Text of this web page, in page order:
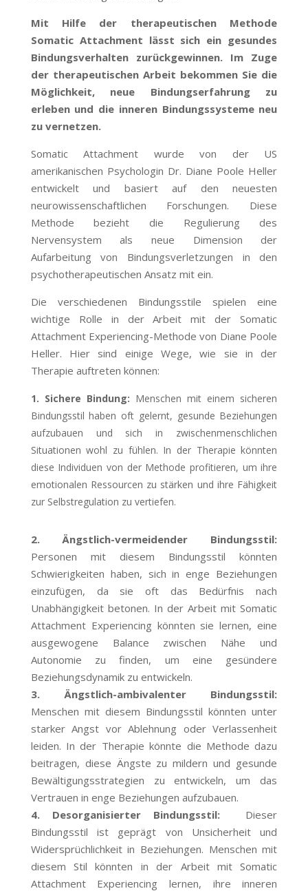
Mit Hilfe der therapeutischen Methode
Somatic Attachment lässt sich ein gesundes
Bindungsverhalten zurückgewinnen. Im Zuge
der therapeutischen Arbeit bekommen Sie die
Möglichkeit, neue Bindungserfahrung zu
erleben und die inneren Bindungssysteme neu
zu vernetzen.
Somatic Attachment wurde von der US
amerikanischen Psychologin Dr. Diane Poole Heller
entwickelt und basiert auf den neuesten
neurowissenschaftlichen Forschungen. Diese
Methode bezieht die Regulierung des
Nervensystem als neue Dimension der
Aufarbeitung von Bindungsverletzungen in den
psychotherapeutischen Ansatz mit ein.
Die verschiedenen Bindungsstile spielen eine
wichtige Rolle in der Arbeit mit der Somatic
Attachment Experiencing-Methode von Diane Poole
Heller. Hier sind einige Wege, wie sie in der
Therapie auftreten können:
1. Sichere Bindung: Menschen mit einem sicheren
Bindungsstil haben oft gelernt, gesunde Beziehungen
aufzubauen und sich in zwischenmenschlichen
Situationen wohl zu fühlen. In der Therapie könnten
diese Individuen von der Methode profitieren, um ihre
emotionalen Ressourcen zu stärken und ihre Fähigkeit
zur Selbstregulation zu vertiefen.
2. Ängstlich-vermeidender Bindungsstil:
Personen mit diesem Bindungsstil könnten
Schwierigkeiten haben, sich in enge Beziehungen
einzufügen, da sie oft das Bedürfnis nach
Unabhängigkeit betonen. In der Arbeit mit Somatic
Attachment Experiencing könnten sie lernen, eine
ausgewogene Balance zwischen Nähe und
Autonomie zu finden, um eine gesündere
Beziehungsdynamik zu entwickeln.
3. Ängstlich-ambivalenter Bindungsstil:
Menschen mit diesem Bindungsstil könnten unter
starker Angst vor Ablehnung oder Verlassenheit
leiden. In der Therapie könnte die Methode dazu
beitragen, diese Ängste zu mildern und gesunde
Bewältigungsstrategien zu entwickeln, um das
Vertrauen in enge Beziehungen aufzubauen.
4. Desorganisierter Bindungsstil: Dieser
Bindungsstil ist geprägt von Unsicherheit und
Widersprüchlichkeit in Beziehungen. Menschen mit
diesem Stil könnten in der Arbeit mit Somatic
Attachment Experiencing lernen, ihre inneren